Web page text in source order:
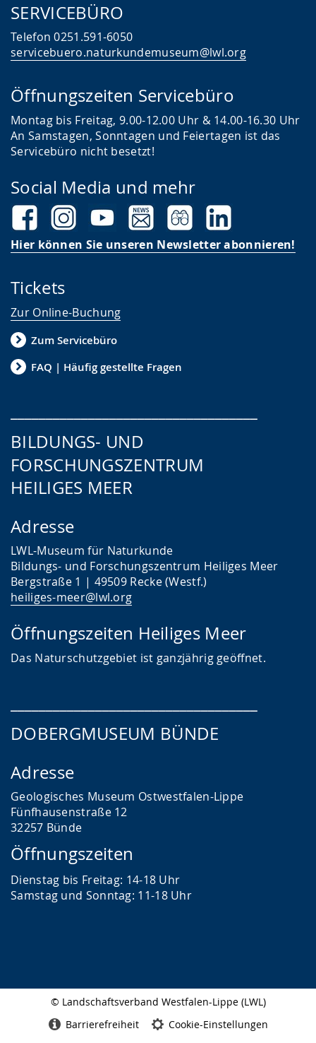
SERVICEBÜRO
Telefon 0251.591-6050
servicebuero.naturkundemuseum@lwl.org
Öffnungszeiten Servicebüro
Montag bis Freitag, 9.00-12.00 Uhr & 14.00-16.30 Uhr
An Samstagen, Sonntagen und Feiertagen ist das
Servicebüro nicht besetzt!
Social Media und mehr
Hier können Sie unseren Newsletter abonnieren!
Tickets
Zur Online-Buchung
Zum Servicebüro
FAQ | Häufig gestellte Fragen
BILDUNGS- UND
FORSCHUNGSZENTRUM
HEILIGES MEER
Adresse
LWL-Museum für Naturkunde
Bildungs- und Forschungszentrum Heiliges Meer
Bergstraße 1 | 49509 Recke (Westf.)
heiliges-meer@lwl.org
Öffnungszeiten Heiliges Meer
Das Naturschutzgebiet ist ganzjährig geöffnet.
DOBERGMUSEUM BÜNDE
Adresse
Geologisches Museum Ostwestfalen-Lippe
Fünfhausenstraße 12
32257 Bünde
Öffnungszeiten
Dienstag bis Freitag: 14-18 Uhr
Samstag und Sonntag: 11-18 Uhr
© Landschaftsverband Westfalen-Lippe (LWL)
Barrierefreiheit Cookie-Einstellungen